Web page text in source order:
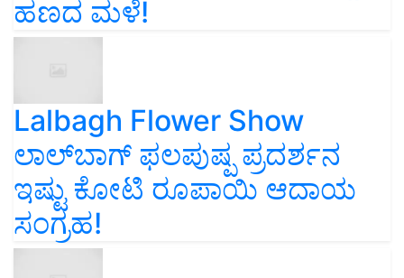
ಹಣದ ಮಳೆ!
Lalbagh Flower Show
ಲಾಲ್‌ಬಾಗ್ ಫಲಪುಷ್ಪ ಪ್ರದರ್ಶನ
ಇಷ್ಟು ಕೋಟಿ ರೂಪಾಯಿ ಆದಾಯ
ಸಂಗ್ರಹ!